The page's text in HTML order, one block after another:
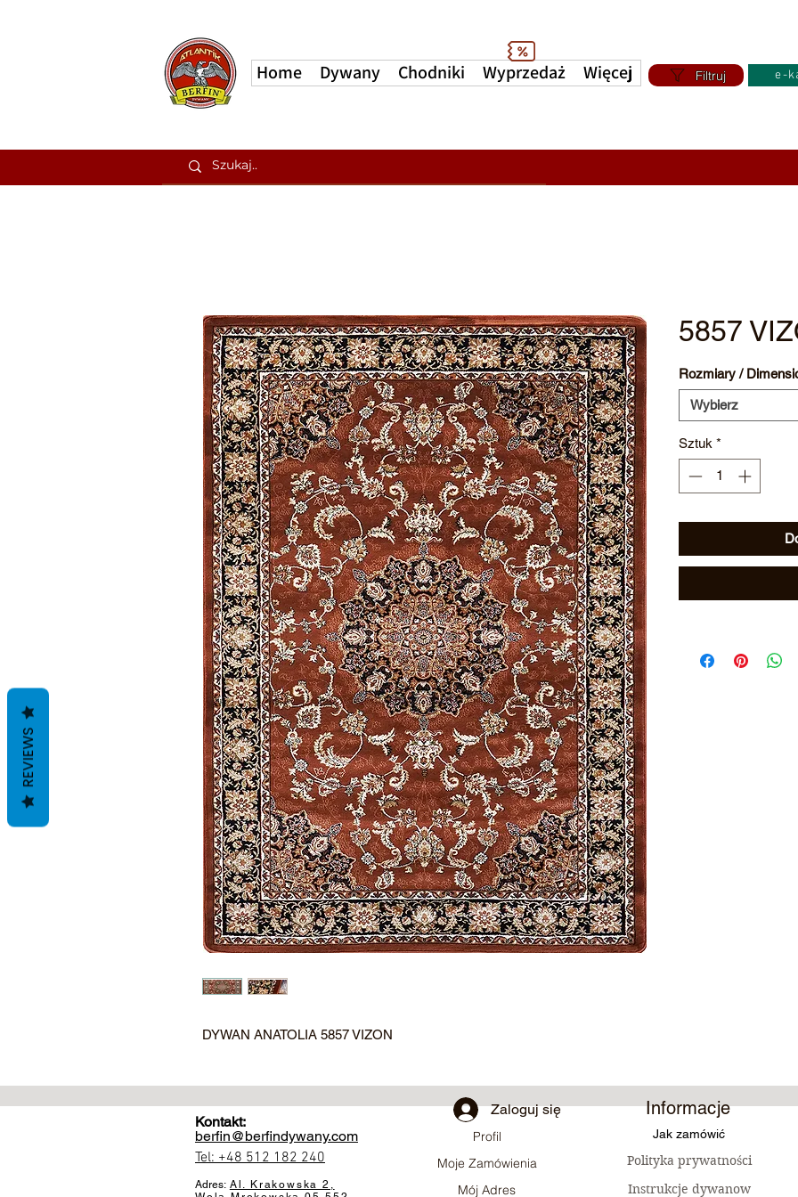
Home Dywany Chodniki Wyprzedaż Więcej Filtruj e-
DYWAN ANATOLIA 5857 VIZON
5857
Rozmiary /
Wybierz
Sztuk *
Kontakt:
berfin@berfindywany.com
Tel: +48 512 182 240
Adres: Al. Krakowska 2,
Zaloguj się Informacje
Profil
Moje Zamówienia
Mój Adres
Jak zamówić
Polityka prywatności
Instrukcje dywanow
REVIEWS